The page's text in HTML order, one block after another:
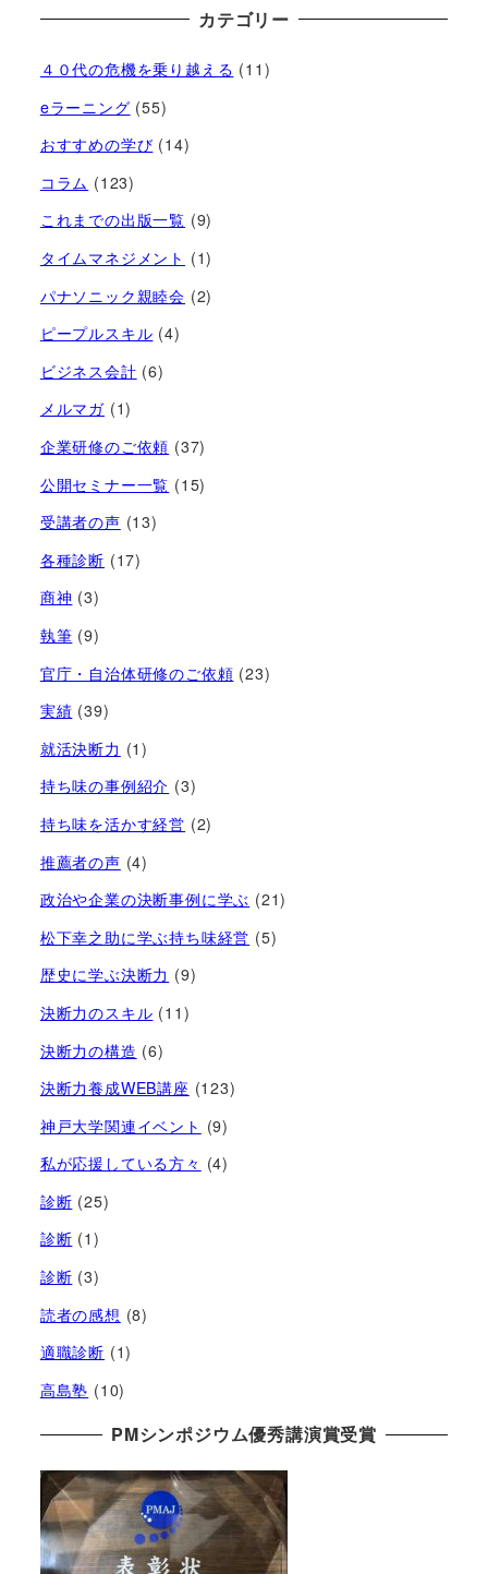
カテゴリー
４０代の危機を乗り越える (11)
eラーニング (55)
おすすめの学び (14)
コラム (123)
これまでの出版一覧 (9)
タイムマネジメント (1)
パナソニック親睦会 (2)
ピープルスキル (4)
ビジネス会計 (6)
メルマガ (1)
企業研修のご依頼 (37)
公開セミナー一覧 (15)
受講者の声 (13)
各種診断 (17)
商神 (3)
執筆 (9)
官庁・自治体研修のご依頼 (23)
実績 (39)
就活決断力 (1)
持ち味の事例紹介 (3)
持ち味を活かす経営​ (2)
推薦者の声 (4)
政治や企業の決断事例に学ぶ (21)
松下幸之助に学ぶ持ち味経営 (5)
歴史に学ぶ決断力 (9)
決断力のスキル (11)
決断力の構造 (6)
決断力養成WEB講座 (123)
神戸大学関連イベント (9)
私が応援している方々 (4)
診断 (25)
診断 (1)
診断 (3)
読者の感想 (8)
適職診断 (1)
高島塾 (10)
PMシンポジウム優秀講演賞受賞